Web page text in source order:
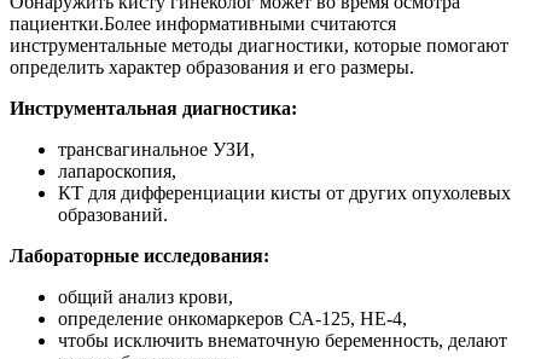
пациентки.Более информативными считаются
инструментальные методы диагностики, которые помогают
определить характер образования и его размеры.
Инструментальная диагностика:
трансвагинальное УЗИ,
лапароскопия,
КТ для дифференциации кисты от других опухолевых
образований.
Лабораторные исследования:
общий анализ крови,
определение онкомаркеров СА-125, НЕ-4,
чтобы исключить внематочную беременность, делают